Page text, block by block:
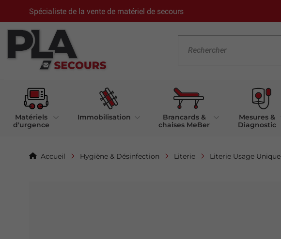
Spécialiste de la vente de matériel de secours
Matériels
d'urgence
Immobilisation
Brancards &
chaises MeBer
Mesures &
Diagnostic
Accueil Hygiène & Désinfection Literie Literie Usage Unique